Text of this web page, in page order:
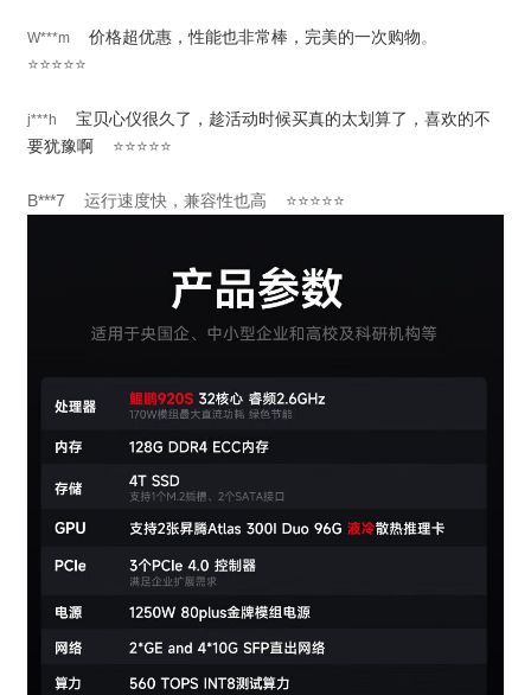
W***m 价格超优惠，性能也非常棒，完美的一次购物。
⭐⭐⭐⭐⭐
j***h
宝贝心仪很久了，趁活动时候买真的太划算了，喜欢的不
要犹豫啊 ⭐⭐⭐⭐⭐
B***7 运行速度快，兼容性也高 ⭐⭐⭐⭐⭐